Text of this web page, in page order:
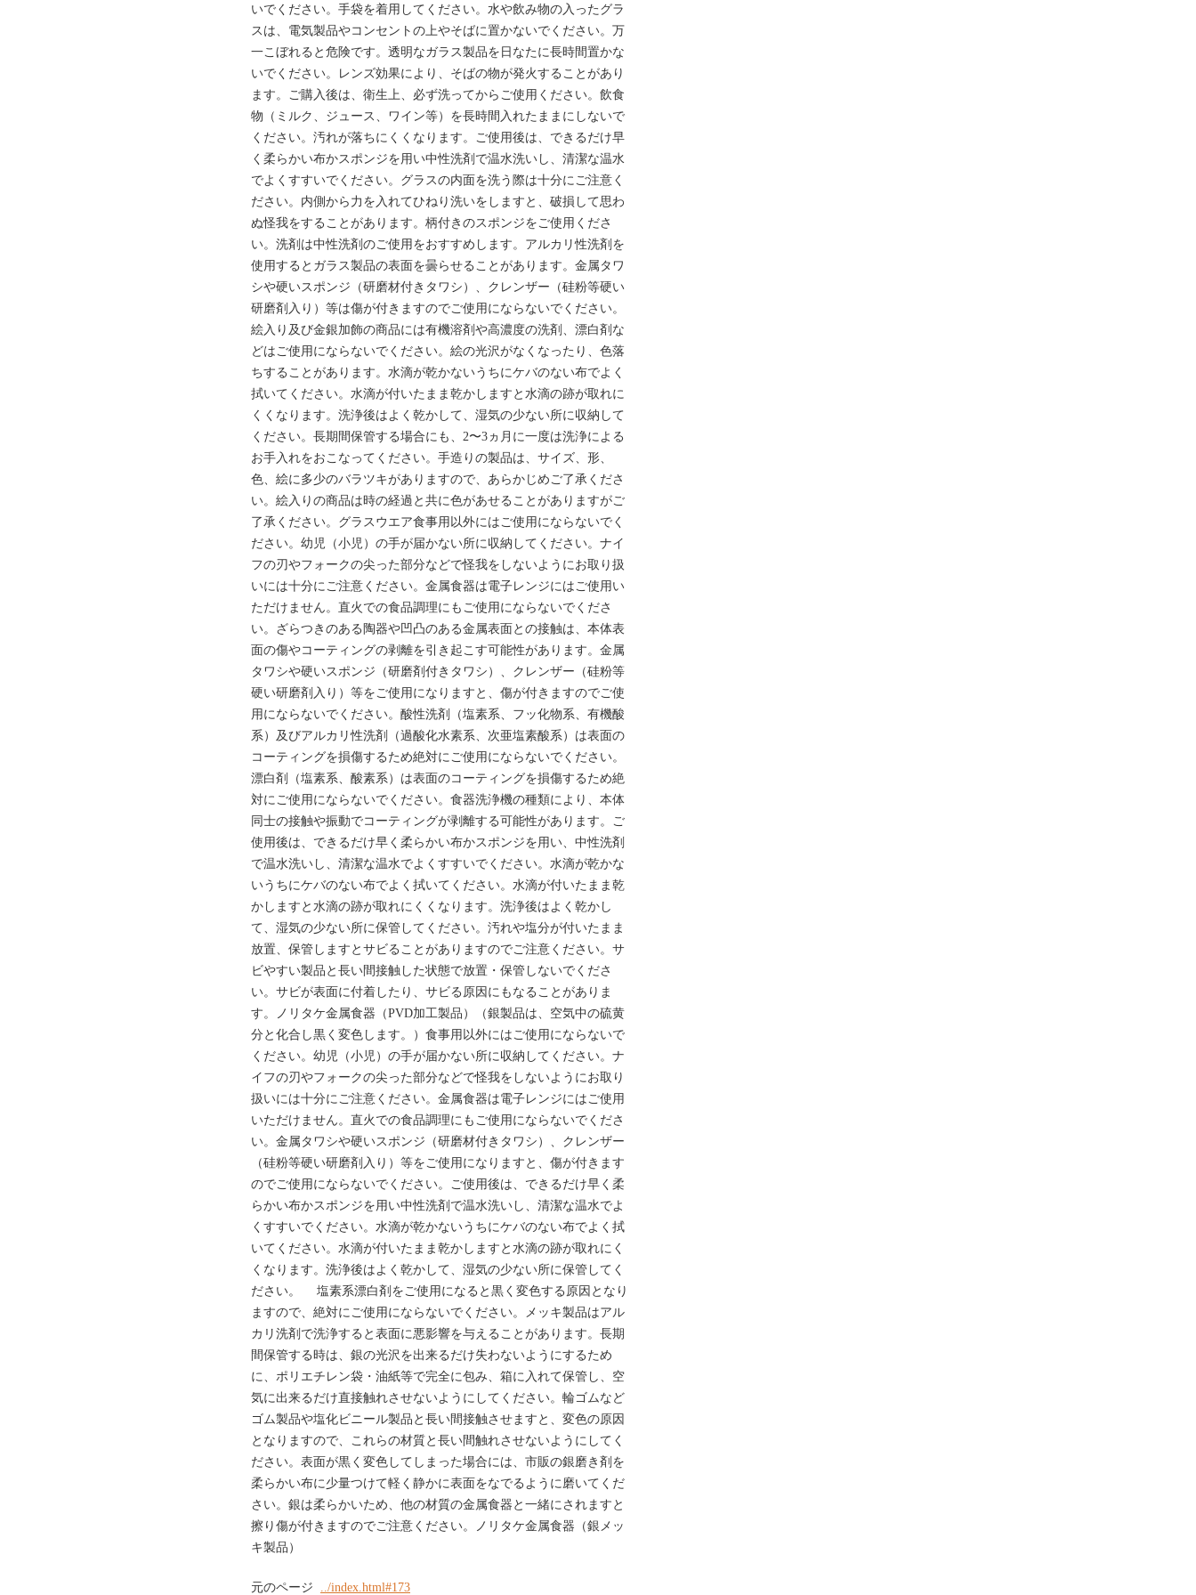
いでください。手袋を着用してください。水や飲み物の入ったグラ
スは、電気製品やコンセントの上やそばに置かないでください。万
一こぼれると危険です。透明なガラス製品を日なたに長時間置かな
いでください。レンズ効果により、そばの物が発火することがあり
ます。ご購入後は、衛生上、必ず洗ってからご使用ください。飲食
物（ミルク、ジュース、ワイン等）を長時間入れたままにしないで
ください。汚れが落ちにくくなります。ご使用後は、できるだけ早
く柔らかい布かスポンジを用い中性洗剤で温水洗いし、清潔な温水
でよくすすいでください。グラスの内面を洗う際は十分にご注意く
ださい。内側から力を入れてひねり洗いをしますと、破損して思わ
ぬ怪我をすることがあります。柄付きのスポンジをご使用くださ
い。洗剤は中性洗剤のご使用をおすすめします。アルカリ性洗剤を
使用するとガラス製品の表面を曇らせることがあります。金属タワ
シや硬いスポンジ（研磨材付きタワシ）、クレンザー（硅粉等硬い
研磨剤入り）等は傷が付きますのでご使用にならないでください。
絵入り及び金銀加飾の商品には有機溶剤や高濃度の洗剤、漂白剤な
どはご使用にならないでください。絵の光沢がなくなったり、色落
ちすることがあります。水滴が乾かないうちにケバのない布でよく
拭いてください。水滴が付いたまま乾かしますと水滴の跡が取れに
くくなります。洗浄後はよく乾かして、湿気の少ない所に収納して
ください。長期間保管する場合にも、2〜3ヵ月に一度は洗浄による
お手入れをおこなってください。手造りの製品は、サイズ、形、
色、絵に多少のバラツキがありますので、あらかじめご了承くださ
い。絵入りの商品は時の経過と共に色があせることがありますがご
了承ください。グラスウエア食事用以外にはご使用にならないでく
ださい。幼児（小児）の手が届かない所に収納してください。ナイ
フの刃やフォークの尖った部分などで怪我をしないようにお取り扱
いには十分にご注意ください。金属食器は電子レンジにはご使用い
ただけません。直火での食品調理にもご使用にならないでくださ
い。ざらつきのある陶器や凹凸のある金属表面との接触は、本体表
面の傷やコーティングの剥離を引き起こす可能性があります。金属
タワシや硬いスポンジ（研磨剤付きタワシ）、クレンザー（硅粉等
硬い研磨剤入り）等をご使用になりますと、傷が付きますのでご使
用にならないでください。酸性洗剤（塩素系、フッ化物系、有機酸
系）及びアルカリ性洗剤（過酸化水素系、次亜塩素酸系）は表面の
コーティングを損傷するため絶対にご使用にならないでください。
漂白剤（塩素系、酸素系）は表面のコーティングを損傷するため絶
対にご使用にならないでください。食器洗浄機の種類により、本体
同士の接触や振動でコーティングが剥離する可能性があります。ご
使用後は、できるだけ早く柔らかい布かスポンジを用い、中性洗剤
で温水洗いし、清潔な温水でよくすすいでください。水滴が乾かな
いうちにケバのない布でよく拭いてください。水滴が付いたまま乾
かしますと水滴の跡が取れにくくなります。洗浄後はよく乾かし
て、湿気の少ない所に保管してください。汚れや塩分が付いたまま
放置、保管しますとサビることがありますのでご注意ください。サ
ビやすい製品と長い間接触した状態で放置・保管しないでくださ
い。サビが表面に付着したり、サビる原因にもなることがありま
す。ノリタケ金属食器（PVD加工製品）（銀製品は、空気中の硫黄
分と化合し黒く変色します。）食事用以外にはご使用にならないで
ください。幼児（小児）の手が届かない所に収納してください。ナ
イフの刃やフォークの尖った部分などで怪我をしないようにお取り
扱いには十分にご注意ください。金属食器は電子レンジにはご使用
いただけません。直火での食品調理にもご使用にならないでくださ
い。金属タワシや硬いスポンジ（研磨材付きタワシ）、クレンザー
（硅粉等硬い研磨剤入り）等をご使用になりますと、傷が付きます
のでご使用にならないでください。ご使用後は、できるだけ早く柔
らかい布かスポンジを用い中性洗剤で温水洗いし、清潔な温水でよ
くすすいでください。水滴が乾かないうちにケバのない布でよく拭
いてください。水滴が付いたまま乾かしますと水滴の跡が取れにく
くなります。洗浄後はよく乾かして、湿気の少ない所に保管してく
ださい。 塩素系漂白剤をご使用になると黒く変色する原因となり
ますので、絶対にご使用にならないでください。メッキ製品はアル
カリ洗剤で洗浄すると表面に悪影響を与えることがあります。長期
間保管する時は、銀の光沢を出来るだけ失わないようにするため
に、ポリエチレン袋・油紙等で完全に包み、箱に入れて保管し、空
気に出来るだけ直接触れさせないようにしてください。輪ゴムなど
ゴム製品や塩化ビニール製品と長い間接触させますと、変色の原因
となりますので、これらの材質と長い間触れさせないようにしてく
ださい。表面が黒く変色してしまった場合には、市販の銀磨き剤を
柔らかい布に少量つけて軽く静かに表面をなでるように磨いてくだ
さい。銀は柔らかいため、他の材質の金属食器と一緒にされますと
擦り傷が付きますのでご注意ください。ノリタケ金属食器（銀メッ
キ製品）
元のページ ../index.html#173